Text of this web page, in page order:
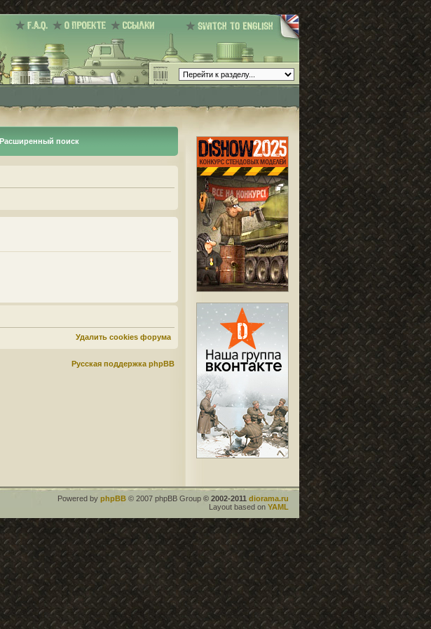
Расширенный поиск
Удалить cookies форума
Русская поддержка phpBB
Powered by phpBB © 2007 phpBB Group © 2002-2011 diorama.ru
Layout based on YAML